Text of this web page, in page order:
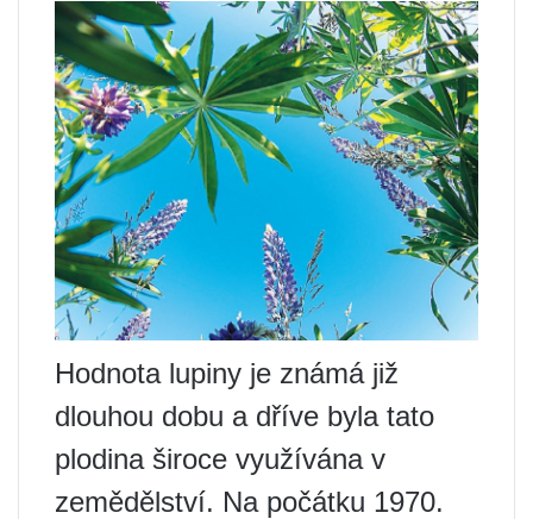
Hodnota lupiny je známá již
dlouhou dobu a dříve byla tato
plodina široce využívána v
zemědělství. Na počátku 1970.